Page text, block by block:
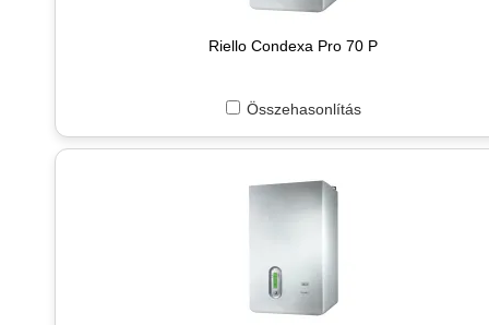
Riello Condexa Pro 70 P
Összehasonlítás